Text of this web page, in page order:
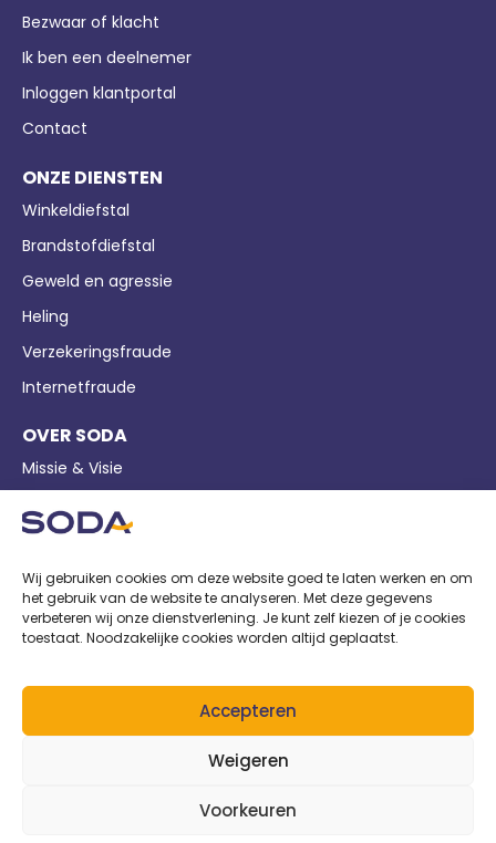
Wij gebruiken cookies om deze website goed te laten werken en om
het gebruik van de website te analyseren. Met deze gegevens
verbeteren wij onze dienstverlening. Je kunt zelf kiezen of je cookies
toestaat. Noodzakelijke cookies worden altijd geplaatst.
Accepteren
Weigeren
Voorkeuren
Bezwaar of klacht
Ik ben een deelnemer
Inloggen klantportal
Contact
ONZE DIENSTEN
Winkeldiefstal
Brandstofdiefstal
Geweld en agressie
Heling
Verzekeringsfraude
Internetfraude
OVER SODA
Missie & Visie
Pers
Nieuws
Privacy
Cookiebeleid
Voorwaarden
AANGESLOTEN BIJ